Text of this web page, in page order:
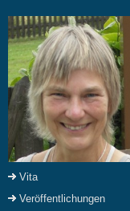
Vita
Veröffentlichungen